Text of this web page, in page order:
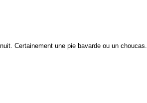
Certainement une pie bavarde ou un choucas.